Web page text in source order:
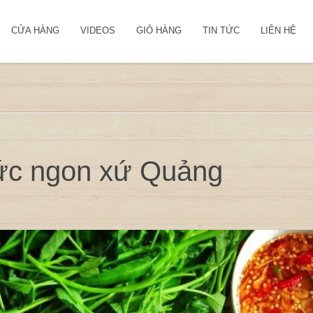
CỬA HÀNG VIDEOS GIỎ HÀNG TIN TỨC LIÊN HỆ
ngon xứ Quảng